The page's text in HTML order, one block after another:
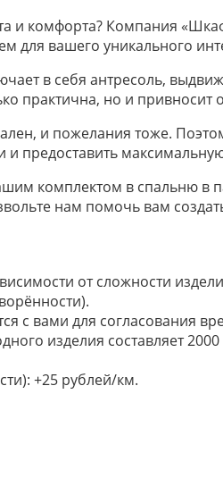
и комфорта? Компания
для вашего уникального
в себя антресоль,
практична, но и
и пожелания тоже.
предоставить
комплектом в спальню
нам помочь вам
от сложности
с вами для согласования
изделия составляет
+25 рублей/км.